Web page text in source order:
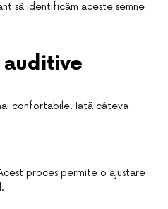
să identificăm aceste semne
confortabile. Iată câteva
proces permite o ajustare